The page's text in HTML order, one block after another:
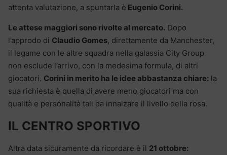
attenta valutazione, a spuntarla è Eugenio Corini.
Le attese maggiori sono rivolte al mercato. Dopo
l’approdo di Claudio Gomes, direttamente da Manchester,
il legame con le altre squadra nella galassia City Group
non esclude l’arrivo, con la medesima formula, di altri
giocatori. Corini in merito ha le idee abbastanza chiare: la
sua richiesta è quella di avere meno giocatori ma con
qualità e personalità tali da innalzare il livello della rosa.
IL CENTRO SPORTIVO
Altra data sicuramente da ricordare è il 21 ottobre: